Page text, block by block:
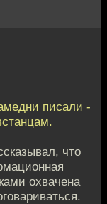
писали -
что
охвачена